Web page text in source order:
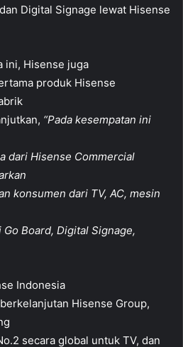
Digital Signage lewat Hisense
ini, Hisense juga
produk Hisense
“Pada kesempatan ini
dari Hisense Commercial
konsumen dari TV, AC, mesin
Board, Digital Signage,
Indonesia
Hisense Group,
secara global untuk TV, dan